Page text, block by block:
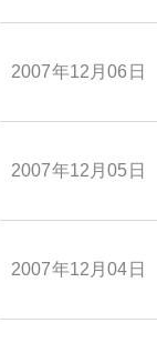
2007年12月06日
2007年12月05日
2007年12月04日